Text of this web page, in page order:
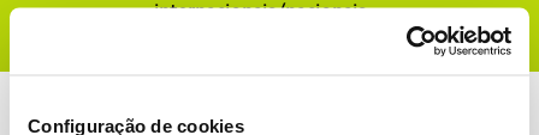
Configuração de cookies
internacionais/nacionais